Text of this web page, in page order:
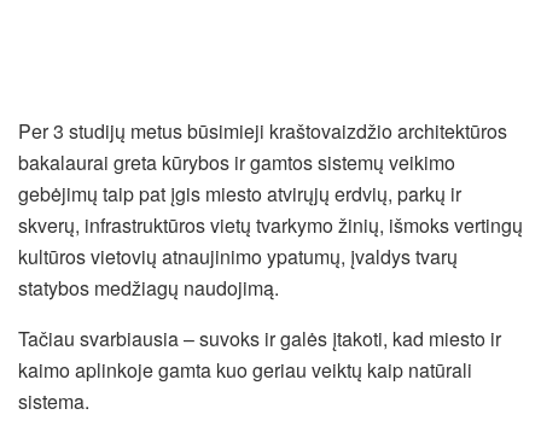
Per 3 studijų metus būsimieji kraštovaizdžio architektūros
bakalaurai greta kūrybos ir gamtos sistemų veikimo
gebėjimų taip pat įgis miesto atvirųjų erdvių, parkų ir
skverų, infrastruktūros vietų tvarkymo žinių, išmoks vertingų
kultūros vietovių atnaujinimo ypatumų, įvaldys tvarų
statybos medžiagų naudojimą.
Tačiau svarbiausia – suvoks ir galės įtakoti, kad miesto ir
kaimo aplinkoje gamta kuo geriau veiktų kaip natūrali
sistema.